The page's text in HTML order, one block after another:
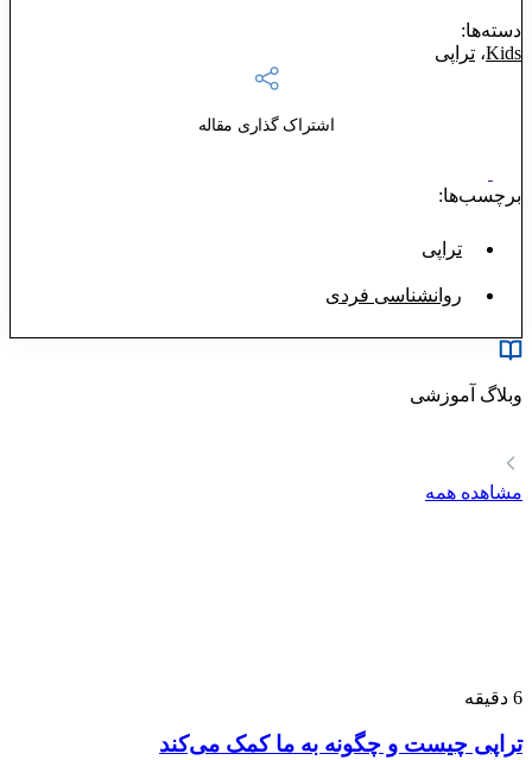
دسته‌ها:
Kids، تراپی
اشتراک گذاری مقاله
برچسب‌ها:
تراپی
روانشناسی فردی
وبلاگ آموزشی
مشاهده همه
6 دقیقه
تراپی چیست و چگونه به ما کمک می‌کند